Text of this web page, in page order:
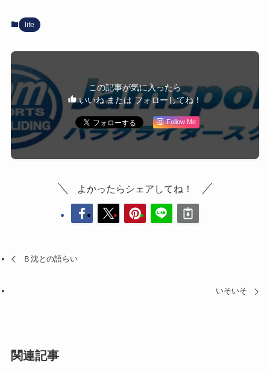
life
この記事が気に入ったら
いいね または フォローしてね！
Follow Me
よかったらシェアしてね！
Ｂ沈との語らい
いそいそ
関連記事